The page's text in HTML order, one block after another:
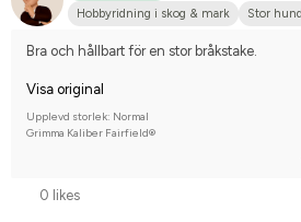
Hobbyridning i skog & mark
Stor hund
Bra och hållbart för en stor bråkstake.
Visa original
Upplevd storlek: Normal
Grimma Kaliber Fairfield®
0 likes